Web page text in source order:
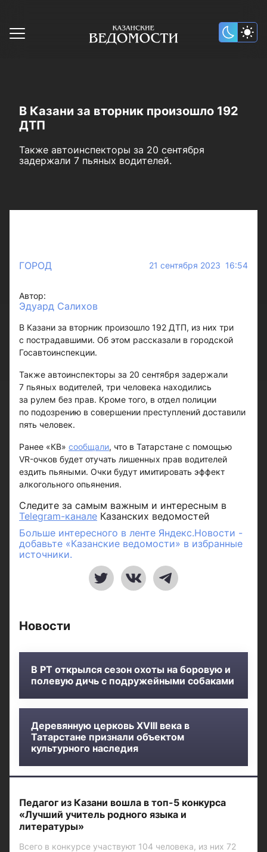
В Казани за вторник произошло 192
ДТП
Также автоинспекторы за 20 сентября
задержали 7 пьяных водителей.
ГОРОД 21 сентября 2023 16:54
Автор:
Эдуард Салихов
В Казани за вторник произошло 192 ДТП, из них три
с пострадавшими. Об этом рассказали в городской
Госавтоинспекции.
Также автоинспекторы за 20 сентября задержали
7 пьяных водителей, три человека находились
за рулем без прав. Кроме того, в отдел полиции
по подозрению в совершении преступлений доставили
пять человек.
Ранее «КВ» сообщали, что в Татарстане с помощью
VR-очков будет отучать лишенных прав водителей
ездить пьяными. Очки будут имитировать эффект
алкогольного опьянения.
Следите за самым важным и интересным в
Telegram-канале Казанских ведомостей
Больше интересного в ленте Яндекс.Новости -
добавьте «Казанские ведомости» в избранные
источники.
Новости
В РТ открылся сезон охоты на боровую и
полевую дичь с подружейными собаками
Деревянную церковь XVIII века в
Татарстане признали объектом
культурного наследия
Педагог из Казани вошла в топ-5 конкурса
«Лучший учитель родного языка и
литературы»
Всего в конкурсе участвуют 104 человека, из них 72